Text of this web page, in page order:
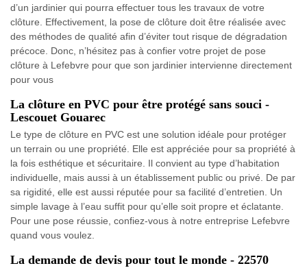
d’un jardinier qui pourra effectuer tous les travaux de votre
clôture. Effectivement, la pose de clôture doit être réalisée avec
des méthodes de qualité afin d’éviter tout risque de dégradation
précoce. Donc, n’hésitez pas à confier votre projet de pose
clôture à Lefebvre pour que son jardinier intervienne directement
pour vous
La clôture en PVC pour être protégé sans souci -
Lescouet Gouarec
Le type de clôture en PVC est une solution idéale pour protéger
un terrain ou une propriété. Elle est appréciée pour sa propriété à
la fois esthétique et sécuritaire. Il convient au type d’habitation
individuelle, mais aussi à un établissement public ou privé. De par
sa rigidité, elle est aussi réputée pour sa facilité d’entretien. Un
simple lavage à l’eau suffit pour qu’elle soit propre et éclatante.
Pour une pose réussie, confiez-vous à notre entreprise Lefebvre
quand vous voulez.
La demande de devis pour tout le monde - 22570